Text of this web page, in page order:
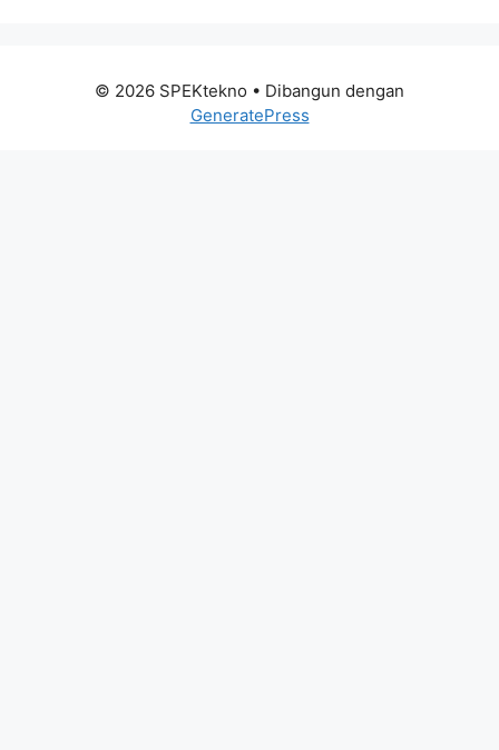
© 2026 SPEKtekno • Dibangun dengan
GeneratePress